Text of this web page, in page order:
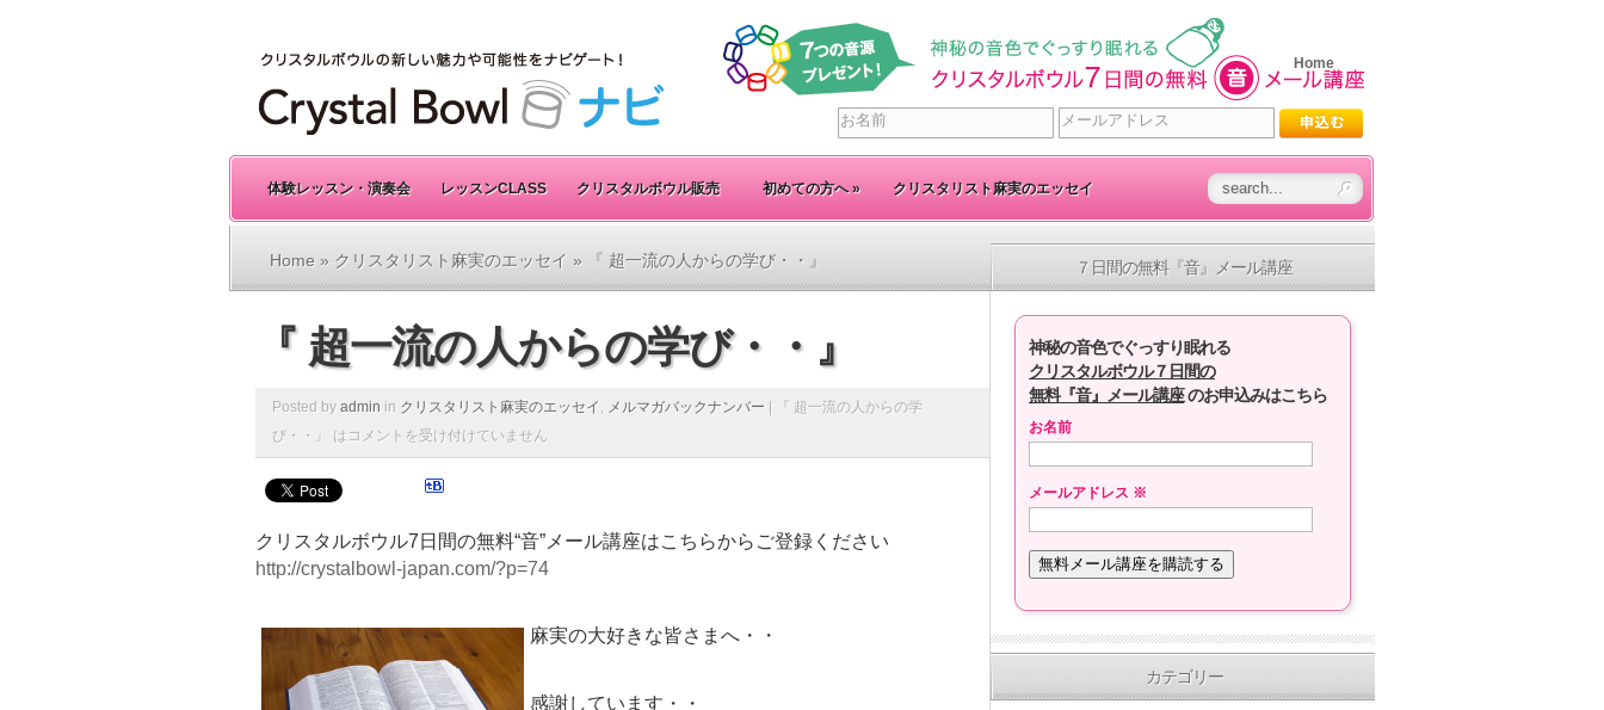
Home
体験レッスン・演奏会 レッスンCLASS クリスタルボウル販売 初めての方へ» クリスタリスト麻実のエッセイ
Home » クリスタリスト麻実のエッセイ » 『 超一流の人からの学び・・』
『 超一流の人からの学び・・』
Posted by admin in クリスタリスト麻実のエッセイ , メルマガバックナンバー
『 超一流の人からの学
び・・』 は コメントを受け付けていません
クリスタルボウル7日間の無料“音”メール講座はこちらからご登録ください
http://crystalbowl-japan.com/?p=74
麻実の大好きな皆さまへ・・
感謝しています・・
７日間の無料『音』メール講座
神秘の音色でぐっすり眠れる
クリスタルボウル７日間の
無料『音』メール講座のお申込みはこちら
お名前
メールアドレス ※
カテゴリー